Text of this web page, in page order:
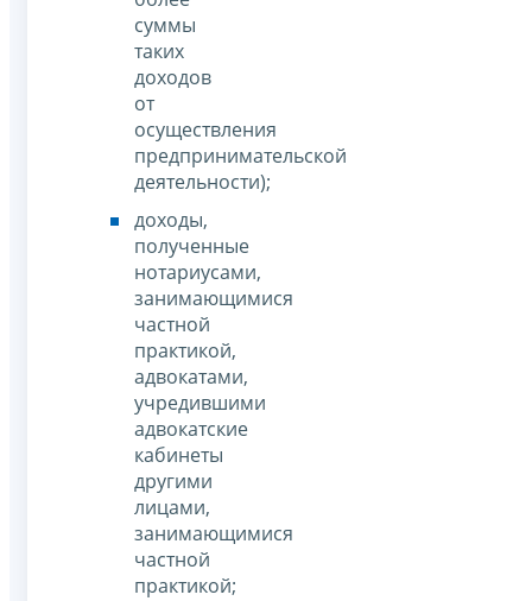
суммы
таких
доходов
от
осуществления
предпринимательской
деятельности);
доходы,
полученные
нотариусами,
занимающимися
частной
практикой,
адвокатами,
учредившими
адвокатские
кабинеты
другими
лицами,
занимающимися
частной
практикой;